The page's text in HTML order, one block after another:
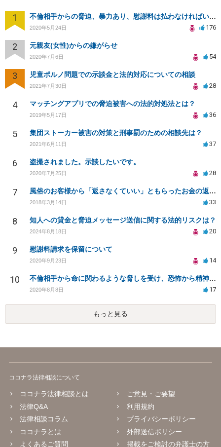
1 不倫相手からの脅迫、暴力あり、慰謝料は払わなければいけませんか
2020年5月24日 176
2 元親友(女性)からの嫌がらせ
2020年7月6日 54
3 児童ポルノ問題での示談金と法的対応についての相談
2021年7月30日 28
4 マッチングアプリでの脅迫被害への法的対処法とは？
2019年5月17日 36
5 集団ストーカー被害の対策と刑事罰のための相談先は？
2021年6月11日 37
6 盗撮されました。示談したいです。
2020年7月25日 28
7 風俗のお客様から「返さなくていい」ともらったお金の返済を強要されています
2018年3月14日 33
8 知人への貸金と脅迫メッセージ送信に関する法的リスクは？
2024年8月18日 20
9 慰謝料請求を保留について
2020年9月23日 14
10 不倫相手から命に関わるような脅しを受け、恐怖から精神的にまいっています。
2020年8月8日 17
もっと見る
ココナラ法律相談について
ココナラ法律相談とは
法律Q&A
法律相談コラム
ココナラとは
よくあるご質問
ご意見・ご要望
利用規約
プライバシーポリシー
外部送信ポリシー
掲載をご検討の弁護士の方